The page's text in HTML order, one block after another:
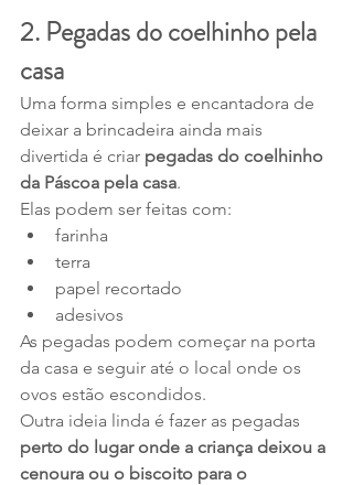
2. Pegadas do coelhinho pela
casa
Uma forma simples e encantadora de
deixar a brincadeira ainda mais
divertida é criar pegadas do coelhinho
da Páscoa pela casa.
Elas podem ser feitas com:
farinha
terra
papel recortado
adesivos
As pegadas podem começar na porta
da casa e seguir até o local onde os
ovos estão escondidos.
Outra ideia linda é fazer as pegadas
perto do lugar onde a criança deixou a
cenoura ou o biscoito para o